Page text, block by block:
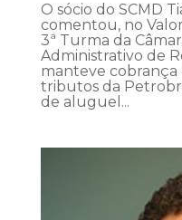
O sócio do SCMD
comentou, no
3ª Turma da
Administrativo de
manteve cobrança
tributos da
de aluguel...